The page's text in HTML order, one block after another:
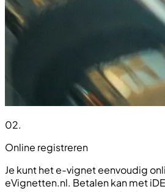
02.
Online registreren
Je kunt het e-vignet eenvoudig
eVignetten.nl. Betalen kan met